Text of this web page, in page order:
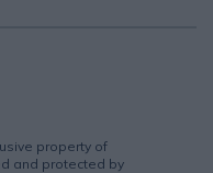
property of
and protected by